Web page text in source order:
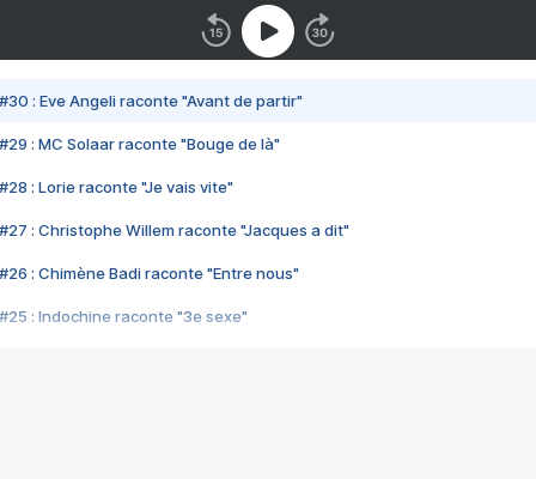
#30 : Eve Angeli raconte "Avant de partir"
#29 : MC Solaar raconte "Bouge de là"
#28 : Lorie raconte "Je vais vite"
#27 : Christophe Willem raconte "Jacques a dit"
#26 : Chimène Badi raconte "Entre nous"
#25 : Indochine raconte "3e sexe"